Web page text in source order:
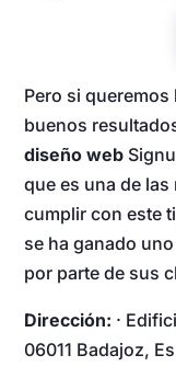
Pero si
buenos
diseño web
que es una de
cumplir con este
se ha ganado
por parte de sus
Dirección: ·
06011 Badajoz,